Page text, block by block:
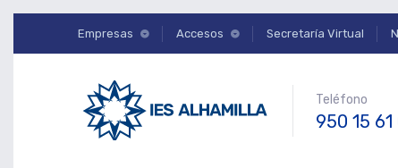
Empresas Accesos Secretaría Virtual
Teléfono
950 15 61